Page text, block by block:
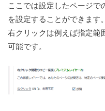
ここでは設定したページで
を設定することができます。
右クリックは例えば指定範
可能です。